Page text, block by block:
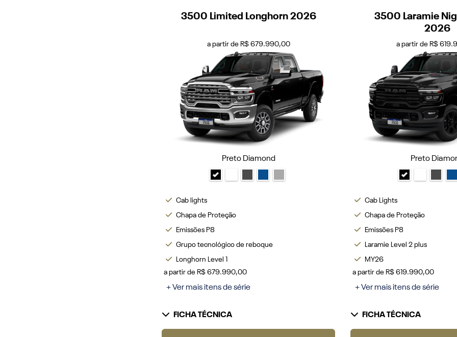
3500 Limited Longhorn 2026
a partir de R$ 679.990,00
Preto Diamond
Cab lights
Chapa de Proteção
Emissões P8
Grupo tecnológico de reboque
Longhorn Level 1
a partir de R$ 679.990,00
+ Ver mais itens de série
FICHA TÉCNICA
3500 Laramie
2026
a partir de R$
Preto
Cab Lights
Chapa de Proteção
Emissões P8
Laramie Level 2 plus
MY26
a partir de R$ 619.990,00
+ Ver mais itens de série
FICHA TÉCNICA